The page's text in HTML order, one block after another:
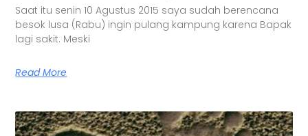
Saat itu senin 10 Agustus 2015 saya sudah berencana
besok lusa (Rabu) ingin pulang kampung karena Bapak
lagi sakit. Meski
Read More